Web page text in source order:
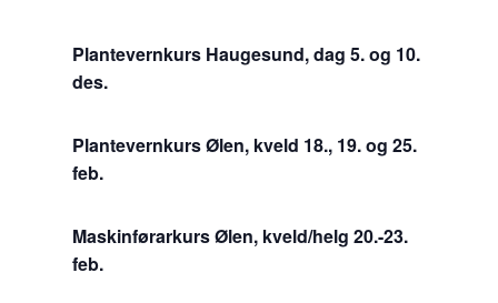
Plantevernkurs Haugesund, dag 5. og 10.
des.
Plantevernkurs Ølen, kveld 18., 19. og 25.
feb.
Maskinførarkurs Ølen, kveld/helg 20.-23.
feb.